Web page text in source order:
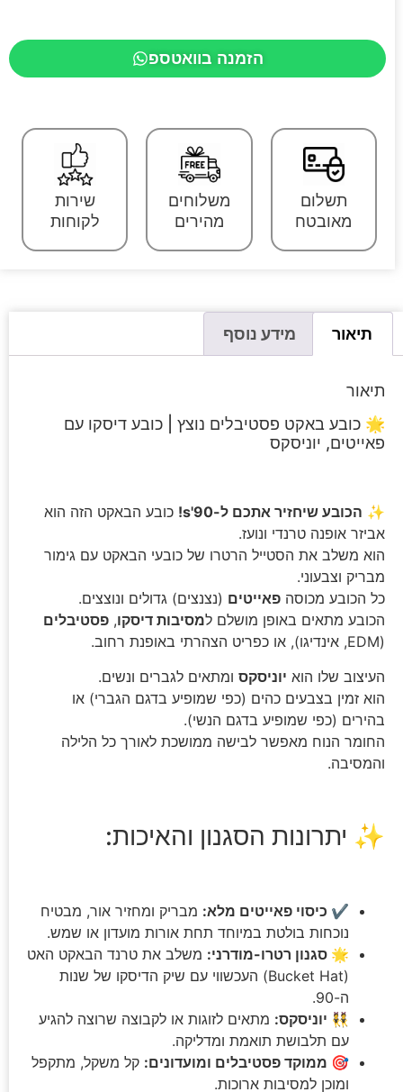
הזמנה בוואטספ
תשלום
מאובטח
משלוחים
מהירים
שירות
לקוחות
תיאור מידע נוסף
תיאור
🌟 כובע באקט פסטיבלים נוצץ | כובע דיסקו עם
פאייטים, יוניסקס
✨ הכובע שיחזיר אתכם ל-90's!
כובע הבאקט הזה הוא
אביזר אופנה טרנדי ונועז.
הוא משלב את הסטייל הרטרו של כובעי הבאקט עם גימור
מבריק וצבעוני.
כל הכובע מכוסה פאייטים (נצנצים) גדולים ונוצצים.
הכובע מתאים באופן מושלם למסיבות דיסקו, פסטיבלים
(EDM, אינדיגו), או כפריט הצהרתי באופנת רחוב.
העיצוב שלו הוא יוניסקס ומתאים לגברים ונשים.
הוא זמין בצבעים כהים (כפי שמופיע בדגם הגברי) או
בהירים (כפי שמופיע בדגם הנשי).
החומר הנוח מאפשר לבישה ממושכת לאורך כל הלילה
והמסיבה.
✨ יתרונות הסגנון והאיכות:
✔️ כיסוי פאייטים מלא: מבריק ומחזיר אור, מבטיח
נוכחות בולטת במיוחד תחת אורות מועדון או שמש.
🌟 סגנון רטרו-מודרני: משלב את טרנד הבאקט האט
(Bucket Hat) העכשווי עם שיק הדיסקו של שנות
ה-90.
👯 יוניסקס: מתאים לזוגות או לקבוצה שרוצה להגיע
עם תלבושת תואמת ומדליקה.
🎯 ממוקד פסטיבלים ומועדונים: קל משקל, מתקפל
ומוכן למסיבות ארוכות.